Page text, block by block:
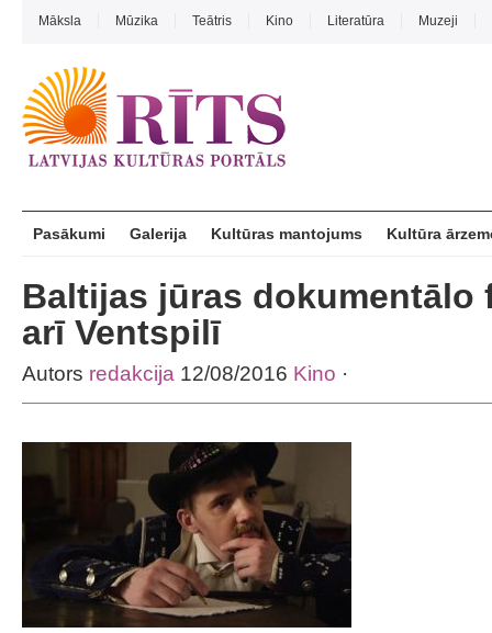
Māksla Mūzika Teātris Kino Literatūra Muzeji
Pasākumi Galerija Kultūras mantojums Kultūra
Baltijas jūras dokumentālo
arī Ventspilī
Autors redakcija 12/08/2016 Kino ·